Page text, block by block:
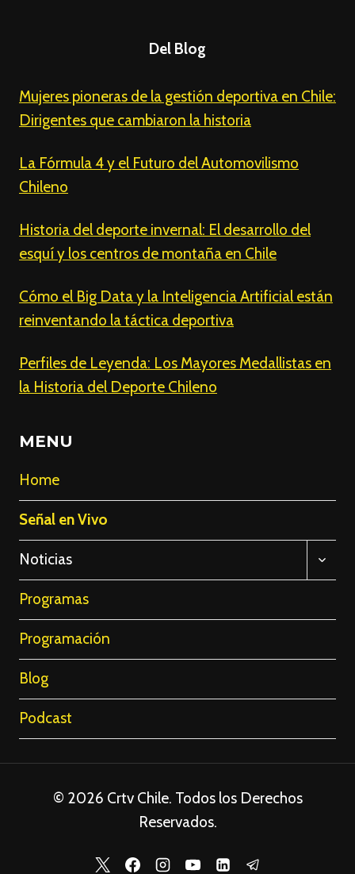
Del Blog
Mujeres pioneras de la gestión deportiva en Chile:
Dirigentes que cambiaron la historia
La Fórmula 4 y el Futuro del Automovilismo
Chileno
Historia del deporte invernal: El desarrollo del
esquí y los centros de montaña en Chile
Cómo el Big Data y la Inteligencia Artificial están
reinventando la táctica deportiva
Perfiles de Leyenda: Los Mayores Medallistas en
la Historia del Deporte Chileno
MENU
Home
Señal en Vivo
Noticias
HIJO
Programas
Programación
Blog
Podcast
© 2026 Crtv Chile. Todos los Derechos
Reservados.